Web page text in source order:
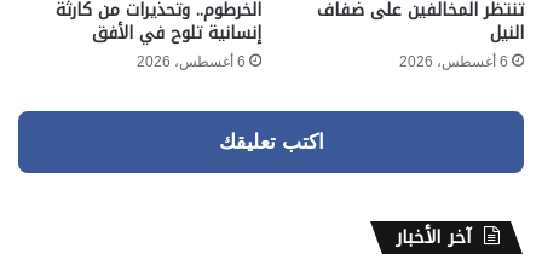
تنتظر المخالفين على ضفاف
النيل
6 أغسطس، 2026
الخرطوم.. وتحذيرات من كارثة
إنسانية تلوح في الأفق
6 أغسطس، 2026
اكتب تعليقك
آخر الأخبار